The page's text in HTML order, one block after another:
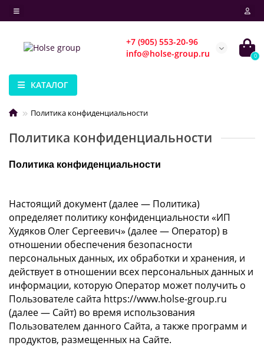
+7 (905) 553-20-96
info@holse-group.ru
0
КАТАЛОГ
Политика конфиденциальности
Политика конфиденциальности
Политика конфиденциальности
Настоящий документ (далее — Политика)
определяет политику конфиденциальности «ИП
Худяков Олег Сергеевич» (далее — Оператор) в
отношении обеспечения безопасности
персональных данных, их обработки и хранения, и
действует в отношении всех персональных данных и
информации, которую Оператор может получить о
Пользователе сайта https://www.holse-group.ru
(далее — Сайт) во время использования
Пользователем данного Сайта, а также программ и
продуктов, размещенных на Сайте.